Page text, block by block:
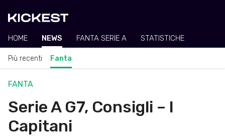
HOME NEWS FANTA SERIE A STATISTICHE
Più recenti Fanta
FANTA
Serie A G7, Consigli – I
Capitani